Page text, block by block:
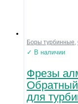
Боры турбинные,
✓ В наличии
Фрезы
Обратный
для